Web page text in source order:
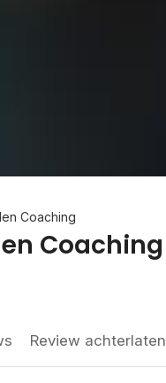
Coaching
Coaching
Review achterlaten